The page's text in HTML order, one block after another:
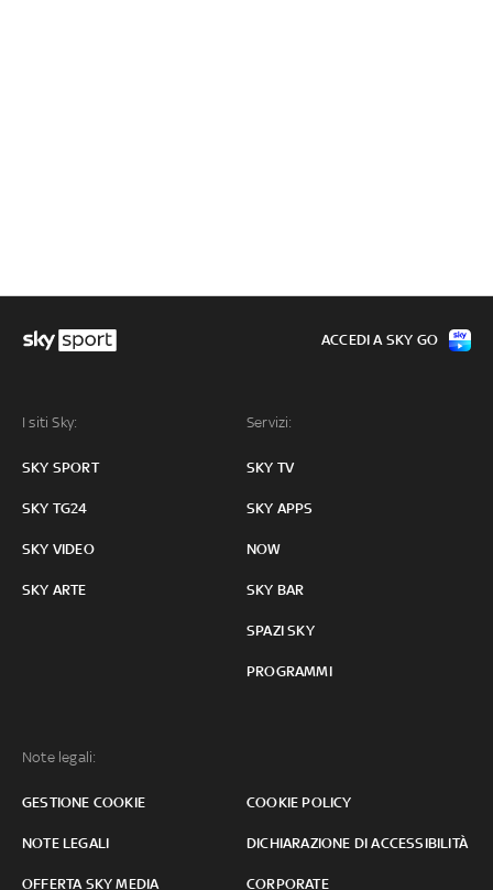
I siti Sky:
SKY SPORT
SKY TG24
SKY VIDEO
SKY ARTE
Servizi:
SKY TV
SKY APPS
NOW
SKY BAR
SPAZI SKY
PROGRAMMI
Note legali:
GESTIONE COOKIE COOKIE POLICY
NOTE LEGALI DICHIARAZIONE DI ACCESSIBILITÀ
OFFERTA SKY MEDIA CORPORATE
ACCEDI A SKY GO